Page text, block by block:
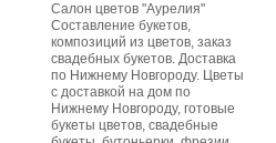
Салон цветов "Аурелия"
Составление букетов,
композиций из цветов, заказ
свадебных букетов. Доставка
по Нижнему Новгороду. Цветы
с доставкой на дом по
Нижнему Новгороду, готовые
букеты цветов, свадебные